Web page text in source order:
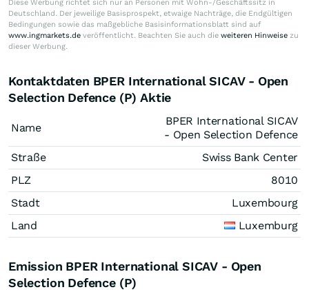
Diese Werbung richtet sich nur an Personen mit Wohn-/Geschäftssitz in
Deutschland. Der jeweilige Basisprospekt, etwaige Nachträge, die Endgültigen
Bedingungen sowie das maßgebliche Basisinformationsblatt sind auf
www.ingmarkets.de veröffentlicht. Beachten Sie auch die weiteren Hinweise zu
dieser Werbung.
Kontaktdaten BPER International SICAV - Open
Selection Defence (P) Aktie
Name
BPER International SICAV
- Open Selection Defence
Straße
Swiss Bank Center
PLZ
8010
Stadt
Luxembourg
Land
Luxemburg
Emission BPER International SICAV - Open
Selection Defence (P)